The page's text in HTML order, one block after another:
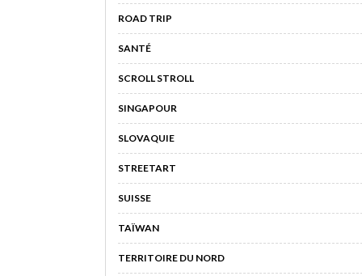
ROAD TRIP
SANTÉ
SCROLL STROLL
SINGAPOUR
SLOVAQUIE
STREETART
SUISSE
TAÏWAN
TERRITOIRE DU NORD